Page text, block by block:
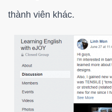
thành viên khác.